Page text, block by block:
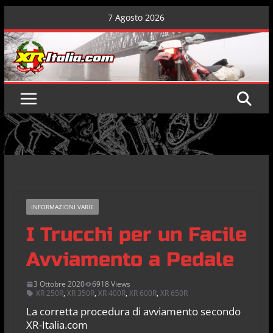
content
7 Agosto 2026
INFORMAZIONI VARIE
I Trucchi per un Facile
Avviamento a Pedale
3 Ottobre 2020
6918 Views
XR 250R, XR 350R, XR 400R, XR 600R, XR 650R
La corretta procedura di avviamento secondo
XR-Italia.com